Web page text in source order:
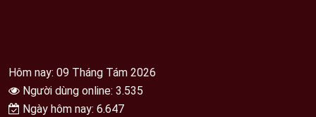
Hôm nay: 09 Tháng Tám 2026
Người dùng online: 3.535
Ngày hôm nay: 6.647